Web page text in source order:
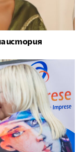
история